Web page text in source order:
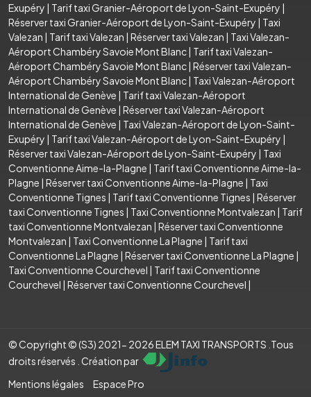
Exupéry | Tarif taxi Granier-Aéroport de Lyon-Saint-Exupéry |
Réserver taxi Granier-Aéroport de Lyon-Saint-Exupéry | Taxi
Valezan | Tarif taxi Valezan | Réserver taxi Valezan | Taxi Valezan-
Aéroport Chambéry Savoie Mont Blanc| Tarif taxi Valezan-
Aéroport Chambéry Savoie Mont Blanc| Réserver taxi Valezan-
Aéroport Chambéry Savoie Mont Blanc| Taxi Valezan-Aéroport
International de Genève | Tarif taxi Valezan-Aéroport
International de Genève | Réserver taxi Valezan-Aéroport
International de Genève | Taxi Valezan-Aéroport de Lyon-Saint-
Exupéry | Tarif taxi Valezan-Aéroport de Lyon-Saint-Exupéry |
Réserver taxi Valezan-Aéroport de Lyon-Saint-Exupéry | Taxi
Conventionne Aime-la-Plagne | Tarif taxi Conventionne Aime-la-
Plagne | Réserver taxi Conventionne Aime-la-Plagne | Taxi
Conventionne Tignes | Tarif taxi Conventionne Tignes | Réserver
taxi Conventionne Tignes | Taxi Conventionne Montvalezan | Tarif
taxi Conventionne Montvalezan | Réserver taxi Conventionne
Montvalezan | Taxi Conventionne La Plagne | Tarif taxi
Conventionne La Plagne | Réserver taxi Conventionne La Plagne |
Taxi Conventionne Courchevel | Tarif taxi Conventionne
Courchevel | Réserver taxi Conventionne Courchevel |
© Copyright © (S3) 2021- 2026 ELEM TAXI TRANSPORTS .Tous
droits réservés . Création par
Mentions légales
Espace Pro